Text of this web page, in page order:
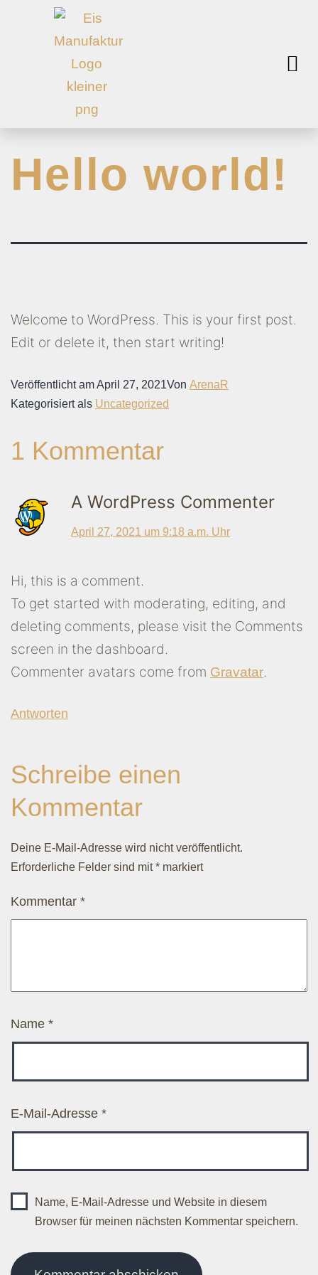
Hello world!
Welcome to WordPress. This is your first post.
Edit or delete it, then start writing!
Veröffentlicht amApril 27, 2021Von ArenaR
Kategorisiert als Uncategorized
1 Kommentar
A WordPress Commenter
April 27, 2021 um 9:18 a.m. Uhr
Hi, this is a comment.
To get started with moderating, editing, and
deleting comments, please visit the Comments
screen in the dashboard.
Commenter avatars come from Gravatar.
Antworten
Schreibe einen
Kommentar
Deine E-Mail-Adresse wird nicht veröffentlicht.
Erforderliche Felder sind mit* markiert
Kommentar *
Name *
E-Mail-Adresse *
Name, E-Mail-Adresse und Website in diesem
Browser für meinen nächsten Kommentar speichern.